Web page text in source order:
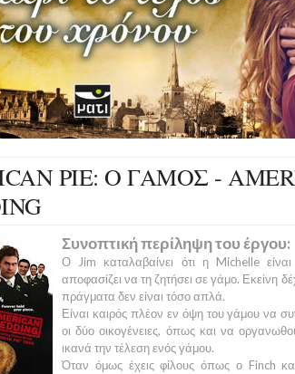
PIE: Ο ΓΑΜΟΣ -
Συνοπτική περίληψη του έργου:
Ο Jim καταλαβαίνει ότι η Michelle
αποφασίζει να τη ζητήσει σε γάμο. Εκείνη
πράγματα δεν είναι τόσο απλά.
Είναι καιρός πλέον εν όψη του γάμου να
οι δύο οικογένειες, όπως και να
ικανά την τέλεση ενός γάμου.
Όταν όμως έχεις φίλους όπως οFinch